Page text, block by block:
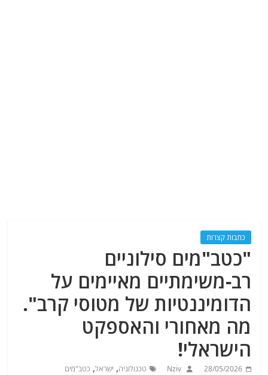
כתבות קצרות
"כטב"מים סילוניים
רב-משימתיים מאיימים על
הדומיננטיות של מטוסי קרב".
מה מאחורי והאספקט
הישראלי!
28/05/2026
Nziv טכנולוגיה, ישראל, כטב"מים